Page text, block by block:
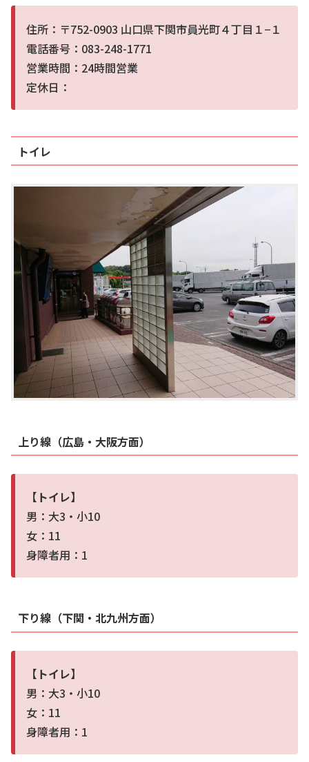
住所：〒752-0903 山口県下関市員光町４丁目１−１
電話番号：083-248-1771
営業時間：24時間営業
定休日：
トイレ
上り線（広島・大阪方面）
【トイレ】
男：大3・小10
女：11
身障者用：1
下り線（下関・北九州方面）
【トイレ】
男：大3・小10
女：11
身障者用：1